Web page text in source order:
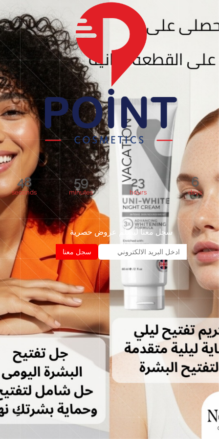
6
days
23
hours
59
minutes
48
seconds
سجل معنا ليصلم عروض حصرية